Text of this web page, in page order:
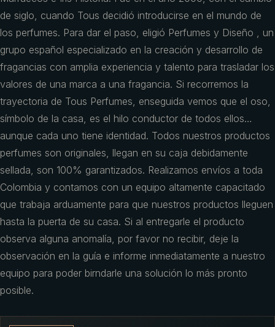
de siglo, cuando Tous decidió introducirse en el mundo de
los perfumes. Para dar el paso, eligió Perfumes y Diseño , un
grupo español especializado en la creación y desarrollo de
fragancias con amplia experiencia y talento para trasladar los
valores de una marca a una fragancia. Si recorremos la
trayectoria de Tous Perfumes, enseguida vemos que el oso,
símbolo de la casa, es el hilo conductor de todos ellos…
aunque cada uno tiene identidad. Todos nuestros productos
perfumes son originales, llegan en su caja debidamente
sellada, son 100% garantizados. Realizamos envíos a toda
Colombia y contamos con un equipo altamente capacitado
que trabaja arduamente para que nuestros productos lleguen
hasta la puerta de su casa. Si al entregarle el producto
observa alguna anomalía, por favor no recibir, deje la
observación en la guía e informe inmediatamente a nuestro
equipo para poder birndarle una solución lo más pronto
posible.